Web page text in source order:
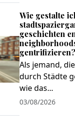
Wie gestalte
geschichten
gentrifizieren?
Als jemand,
durch Städte
wie das...
03/08/2026